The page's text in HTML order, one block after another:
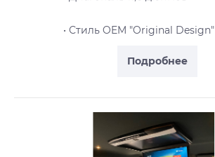
Подробнее
• Стиль OEM "Original Design"